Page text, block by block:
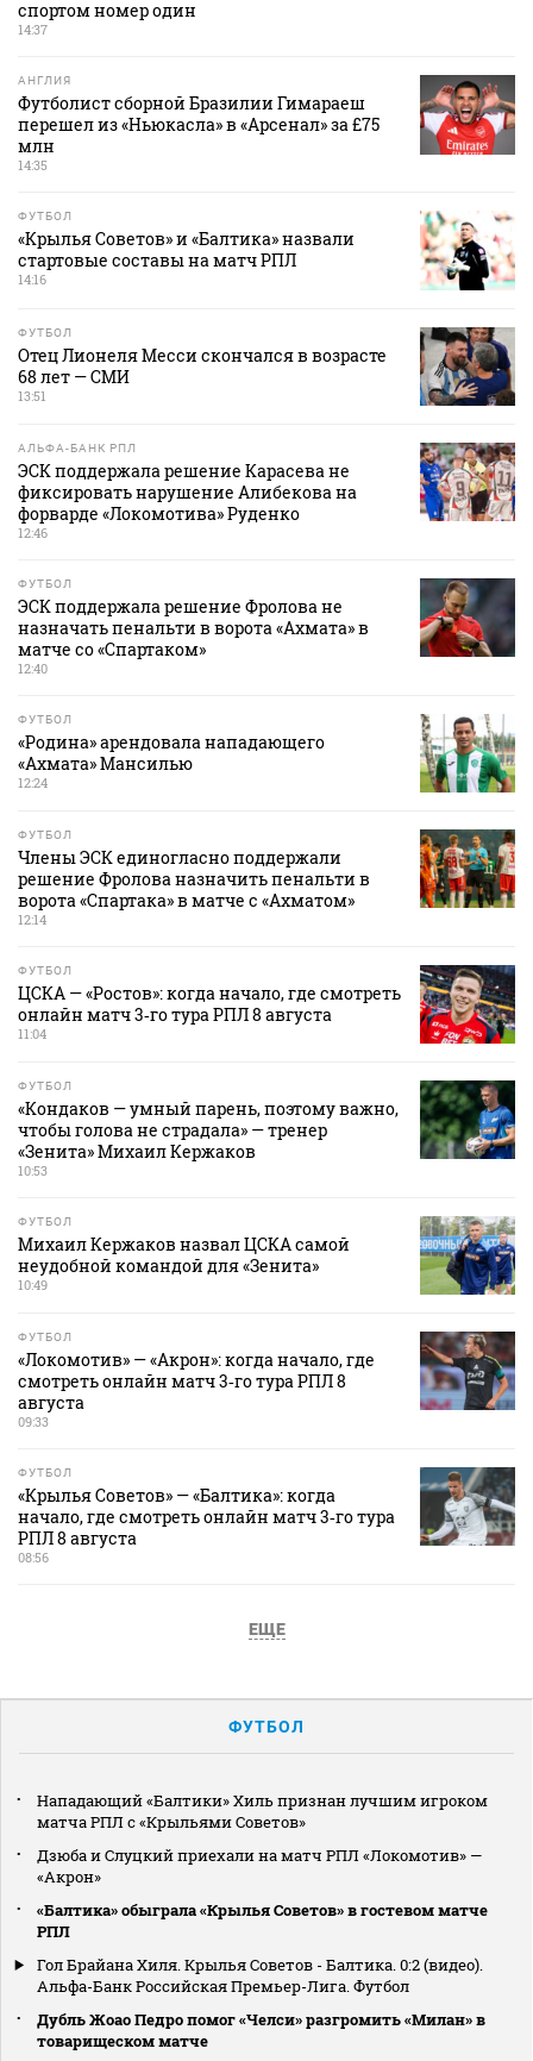
спортом номер один
14:37
АНГЛИЯ
Футболист сборной Бразилии Гимараеш
перешел из «Ньюкасла» в «Арсенал» за £75
млн
14:35
ФУТБОЛ
«Крылья Советов» и «Балтика» назвали
стартовые составы на матч РПЛ
14:16
ФУТБОЛ
Отец Лионеля Месси скончался в возрасте
68 лет — СМИ
13:51
АЛЬФА-БАНК РПЛ
ЭСК поддержала решение Карасева не
фиксировать нарушение Алибекова на
форварде «Локомотива» Руденко
12:46
ФУТБОЛ
ЭСК поддержала решение Фролова не
назначать пенальти в ворота «Ахмата» в
матче со «Спартаком»
12:40
ФУТБОЛ
«Родина» арендовала нападающего
«Ахмата» Мансилью
12:24
ФУТБОЛ
Члены ЭСК единогласно поддержали
решение Фролова назначить пенальти в
ворота «Спартака» в матче с «Ахматом»
12:14
ФУТБОЛ
ЦСКА — «Ростов»: когда начало, где смотреть
онлайн матч 3‑го тура РПЛ 8 августа
11:04
ФУТБОЛ
«Кондаков — умный парень, поэтому важно,
чтобы голова не страдала» — тренер
«Зенита» Михаил Кержаков
10:53
ФУТБОЛ
Михаил Кержаков назвал ЦСКА самой
неудобной командой для «Зенита»
10:49
ФУТБОЛ
«Локомотив» — «Акрон»: когда начало, где
смотреть онлайн матч 3‑го тура РПЛ 8
августа
09:33
ФУТБОЛ
«Крылья Советов» — «Балтика»: когда
начало, где смотреть онлайн матч 3‑го тура
РПЛ 8 августа
08:56
ЕЩЕ
ФУТБОЛ
Нападающий «Балтики» Хиль признан лучшим игроком
матча РПЛ с «Крыльями Советов»
Дзюба и Слуцкий приехали на матч РПЛ «Локомотив» —
«Акрон»
«Балтика» обыграла «Крылья Советов» в гостевом матче
РПЛ
Гол Брайана Хиля. Крылья Советов - Балтика. 0:2 (видео).
Альфа-Банк Российская Премьер-Лига. Футбол
Дубль Жоао Педро помог «Челси» разгромить «Милан» в
товарищеском матче